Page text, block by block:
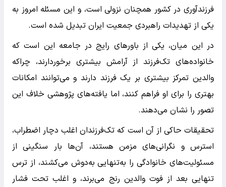
فرزندآوری در کشور همچنان نزولی است، و این مسئله امروز به
یکی از تهدیدات راهبردی جمعیت ایران تبدیل شده است.
در این میان، یکی از باورهای رایج در جامعه این است که
خانواده‌های تک‌فرزند از آرامش بیشتری برخوردارند، چراکه
والدین تمرکز بیشتری بر یک فرزند دارند و می‌توانند امکانات
بهتری را برای او فراهم کنند، اما یافته‌های پژوهشی خلاف این
تصور را نشان می‌دهند.
تحقیقات حاکی از آن است که تک‌فرزندان اغلب دچار اضطراب،
استرس و نگرانی‌های مزمن هستند، آن‌ها بار سنگینی از
مسئولیت‌های خانوادگی را به‌تنهایی به‌دوش می‌کشند، از ترس
تنهایی بعد از فوت والدین رنج می‌برند، و اغلب تحت فشار